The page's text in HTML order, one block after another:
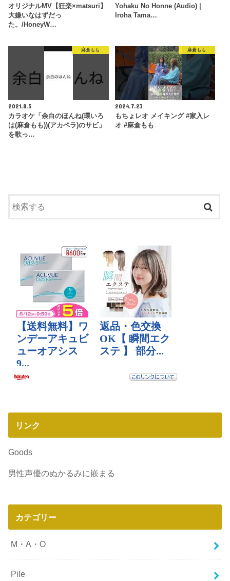
オリジナルMV【狂楽×matsuri】
大嫌いなはずだっ
た。/HoneyW…
Yohaku No Honne (Audio) |
Iroha Tama…
麻倉もも
2021.8.5
カラオケ「余白のほんね(環いろ
は(麻倉もも))(アカペラ)のサビ」
を歌っ…
麻倉もも
2024.7.23
もちょレオ メイキング #家入レ
オ #麻倉もも
リンク
Goods
男性声優のぬかるみに嵌まる
カテゴリー
M・A・O
Pile